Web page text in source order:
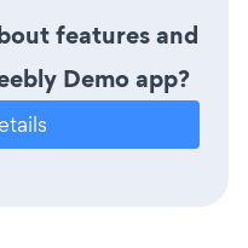
features and
Demo app?